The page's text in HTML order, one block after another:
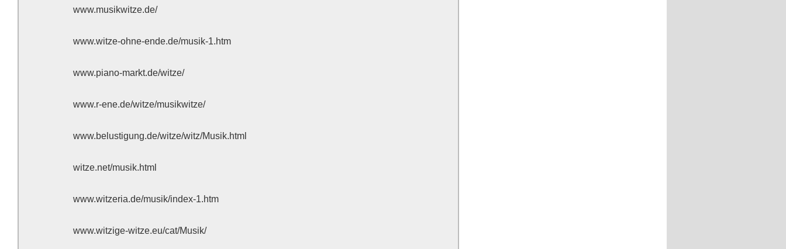
www.musikwitze.de/
www.witze-ohne-ende.de/musik-1.htm
www.piano-markt.de/witze/
www.r-ene.de/witze/musikwitze/
www.belustigung.de/witze/witz/Musik.html
witze.net/musik.html
www.witzeria.de/musik/index-1.htm
www.witzige-witze.eu/cat/Musik/